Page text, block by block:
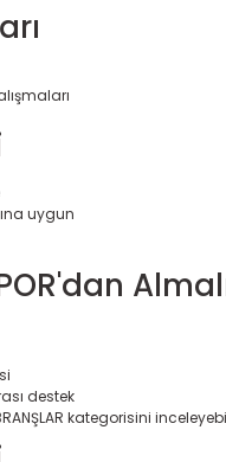
uygun
destek
kategorisini